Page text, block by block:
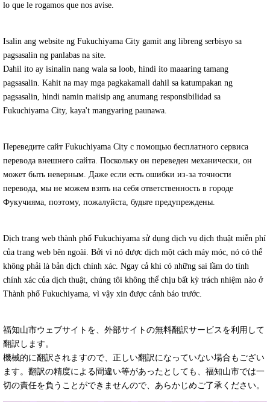
lo que le rogamos que nos avise.
Isalin ang website ng Fukuchiyama City gamit ang libreng serbisyo sa
pagsasalin ng panlabas na site.
Dahil ito ay isinalin nang wala sa loob, hindi ito maaaring tamang
pagsasalin. Kahit na may mga pagkakamali dahil sa katumpakan ng
pagsasalin, hindi namin maiisip ang anumang responsibilidad sa
Fukuchiyama City, kaya't mangyaring paunawa.
Переведите сайт Fukuchiyama City с помощью бесплатного сервиса
перевода внешнего сайта. Поскольку он переведен механически, он
может быть неверным. Даже если есть ошибки из-за точности
перевода, мы не можем взять на себя ответственность в городе
Фукучияма, поэтому, пожалуйста, будьте предупреждены.
Dịch trang web thành phố Fukuchiyama sử dụng dịch vụ dịch thuật miễn phí
của trang web bên ngoài. Bởi vì nó được dịch một cách máy móc, nó có thể
không phải là bản dịch chính xác. Ngay cả khi có những sai lầm do tính
chính xác của dịch thuật, chúng tôi không thể chịu bất kỳ trách nhiệm nào ở
Thành phố Fukuchiyama, vì vậy xin được cảnh báo trước.
福知山市ウェブサイトを、外部サイトの無料翻訳サービスを利用して
翻訳します。
機械的に翻訳されますので、正しい翻訳になっていない場合もござい
ます。翻訳の精度による間違い等があったとしても、福知山市では一
切の責任を負うことができませんので、あらかじめご了承ください。